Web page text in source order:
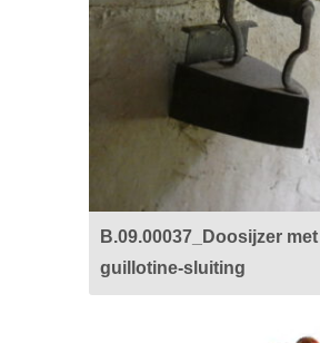
B.09.00037_Doosijzer met
guillotine-sluiting